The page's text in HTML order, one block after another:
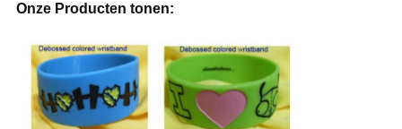
Onze Producten tonen: